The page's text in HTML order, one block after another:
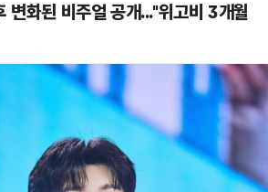
변화된 비주얼 공개..."위고비 3개월